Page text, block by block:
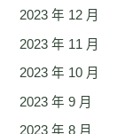
2023 年 12 月
2023 年 11 月
2023 年 10 月
2023 年 9 月
2023 年 8 月